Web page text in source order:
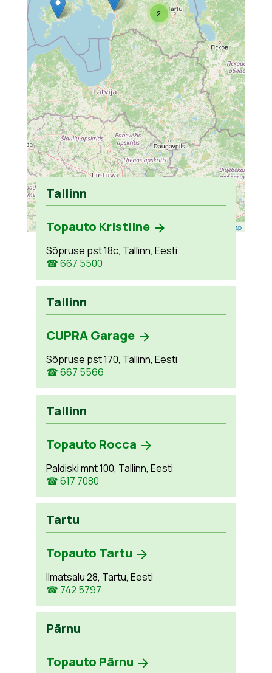
2
Leaflet OpenStreetMap
Tallinn
Topauto Kristiine
Sõpruse pst 18c, Tallinn, Eesti
☎ 667 5500
Tallinn
CUPRA Garage
Sõpruse pst 170, Tallinn, Eesti
☎ 667 5566
Tallinn
Topauto Rocca
Paldiski mnt 100, Tallinn, Eesti
☎ 617 7080
Tartu
Topauto Tartu
Ilmatsalu 28, Tartu, Eesti
☎ 742 5797
Pärnu
Topauto Pärnu